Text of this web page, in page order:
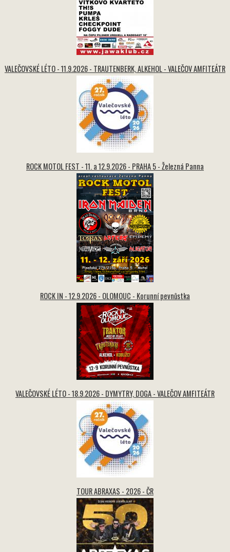
VALEČOVSKÉ LÉTO - 11.9.2026 - TRAUTENBERK, ALKEHOL - VALEČOV AMFITEÁTR
ROCK MOTOL FEST - 11. a 12.9.2026 - PRAHA 5 - Železná Panna
ROCK IN - 12.9.2026 - OLOMOUC - Korunní pevnůstka
VALEČOVSKÉ LÉTO - 18.9.2026 - DYMYTRY, DOGA - VALEČOV AMFITEÁTR
TOUR ABRAXAS - 2026 - ČR